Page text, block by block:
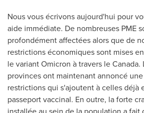
Nous vous écrivons aujourd'hui pour
aide immédiate. De nombreuses PME
profondément affectées alors que de
restrictions économiques sont mises
le variant Omicron à travers leCanada.
provinces ont maintenant annoncé
restrictions qui s'ajoutent à celles déjà
passeport vaccinal. En outre, la forte